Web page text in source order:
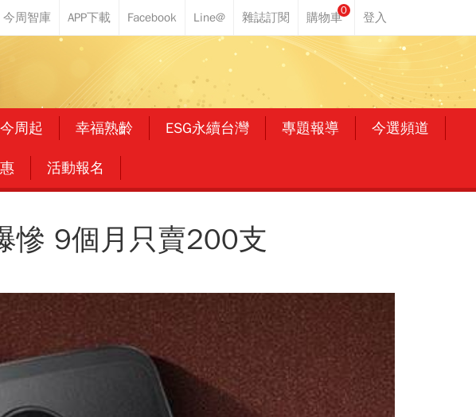
0
周起 幸福熟齡 ESG永續台灣 專題報導 今選頻道
活動報名
慘 9個月只賣200支